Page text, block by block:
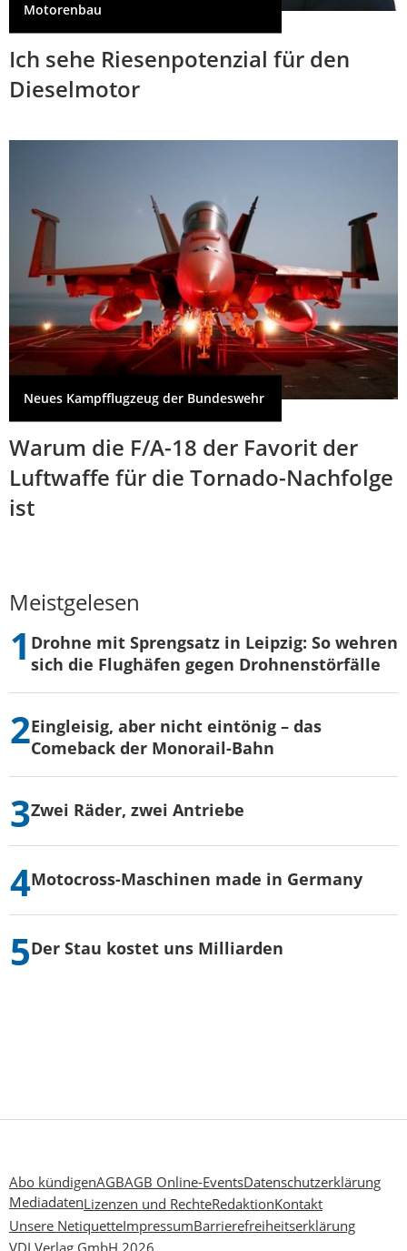
Motorenbau
Ich sehe Riesenpotenzial für den
Dieselmotor
Neues Kampfflugzeug der Bundeswehr
Warum die F/A-18 der Favorit der
Luftwaffe für die Tornado-Nachfolge
ist
Meistgelesen
Drohne mit Sprengsatz in Leipzig: So wehren
sich die Flughäfen gegen Drohnenstörfälle
Eingleisig, aber nicht eintönig – das
Comeback der Monorail-Bahn
Zwei Räder, zwei Antriebe
Motocross-Maschinen made in Germany
Der Stau kostet uns Milliarden
Abo kündigenAGBAGB Online-EventsDatenschutzerklärung
MediadatenLizenzen und RechteRedaktionKontakt
Unsere NetiquetteImpressumBarrierefreiheitserklärung
VDI Verlag GmbH 2026